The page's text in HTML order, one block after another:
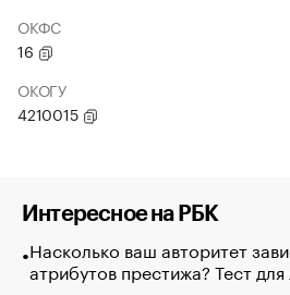
ОКФС
16
ОКОГУ
4210015
Интересное на РБК
Насколько ваш авторитет
атрибутов престижа? Тест